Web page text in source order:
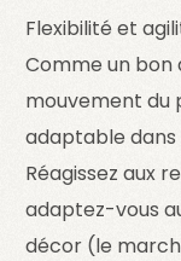
Flexibilité et
Comme un
mouvement du
adaptable dans
Réagissez aux
adaptez-vous
décor (le